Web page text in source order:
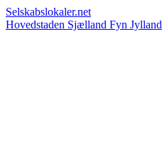
Selskabslokaler.net
Hovedstaden Sjælland Fyn Jylland